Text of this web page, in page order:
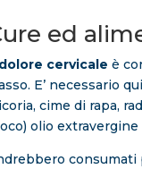
ed
dolore cervicale è
E’ necessario
cime di rapa,
olio extravergine